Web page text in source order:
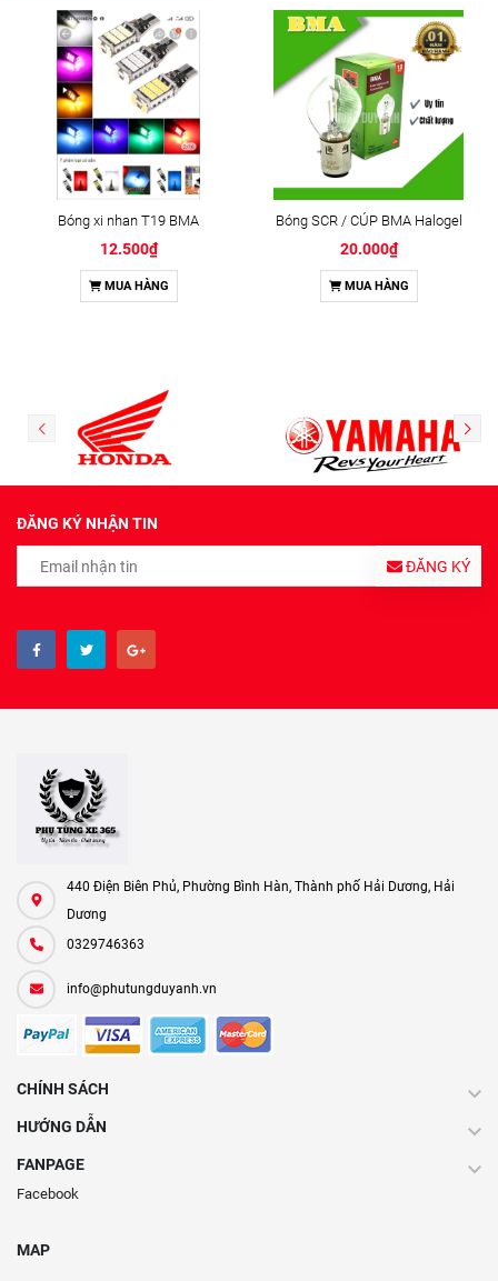
Bóng xi nhan T19 BMA
12.500₫
MUA HÀNG
Bóng SCR / CÚP BMA Halogel
20.000₫
MUA HÀNG
ĐĂNG KÝ NHẬN TIN
ĐĂNG KÝ
440 Điện Biên Phủ, Phường Bình Hàn, Thành phố Hải Dương, Hải
Dương
0329746363
info@phutungduyanh.vn
CHÍNH SÁCH
HƯỚNG DẪN
FANPAGE
Facebook
MAP